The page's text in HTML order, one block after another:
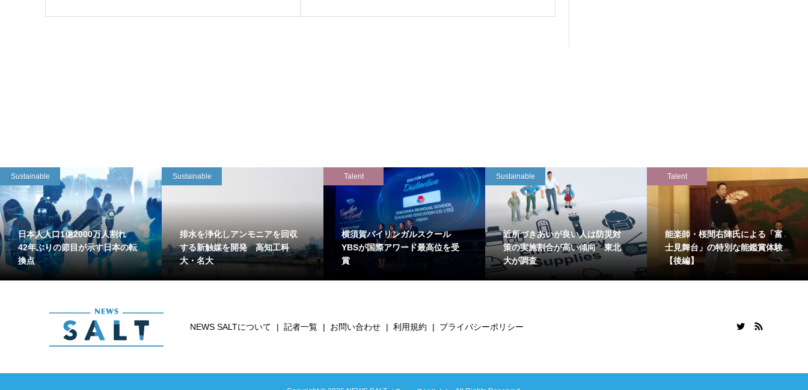
Sustainable
日本人人口1億2000万人割れ
42年ぶりの節目が示す日本の転
換点
Sustainable
排水を浄化しアンモニアを回収
する新触媒を開発 高知工科
大・名大
Talent
横須賀バイリンガルスクール
YBSが国際アワード最高位を受
賞
Sustainable
近所づきあいが良い人は防災対
策の実施割合が高い傾向 東北
大が調査
Talent
能楽師・桜間右陣氏による「富
士見舞台」の特別な能鑑賞体験
【後編】
NEWS SALTについて 記者一覧 お問い合わせ 利用規約 プライバシーポリシー